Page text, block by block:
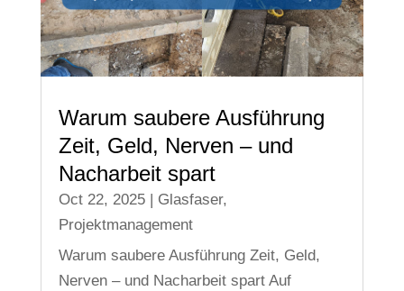
Warum saubere Ausführung
Zeit, Geld, Nerven – und
Nacharbeit spart
Oct 22, 2025| Glasfaser,
Projektmanagement
Warum saubere Ausführung Zeit, Geld,
Nerven – und Nacharbeit spart Auf